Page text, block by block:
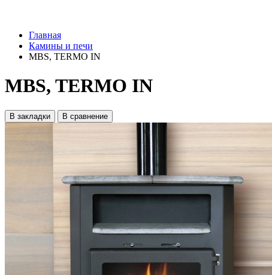
Главная
Камины и печи
MBS, TERMO IN
MBS, TERMO IN
В закладки В сравнение